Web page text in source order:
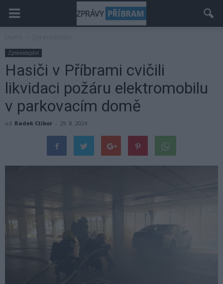
Zpravodajství
Hasiči v Příbrami cvičili
likvidaci požáru elektromobilu
v parkovacím domě
od Radek Ctibor - 29. 8. 2024